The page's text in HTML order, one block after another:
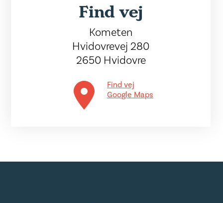
Find vej
Kometen
Hvidovrevej 280
2650 Hvidovre
Find vej
Google Maps